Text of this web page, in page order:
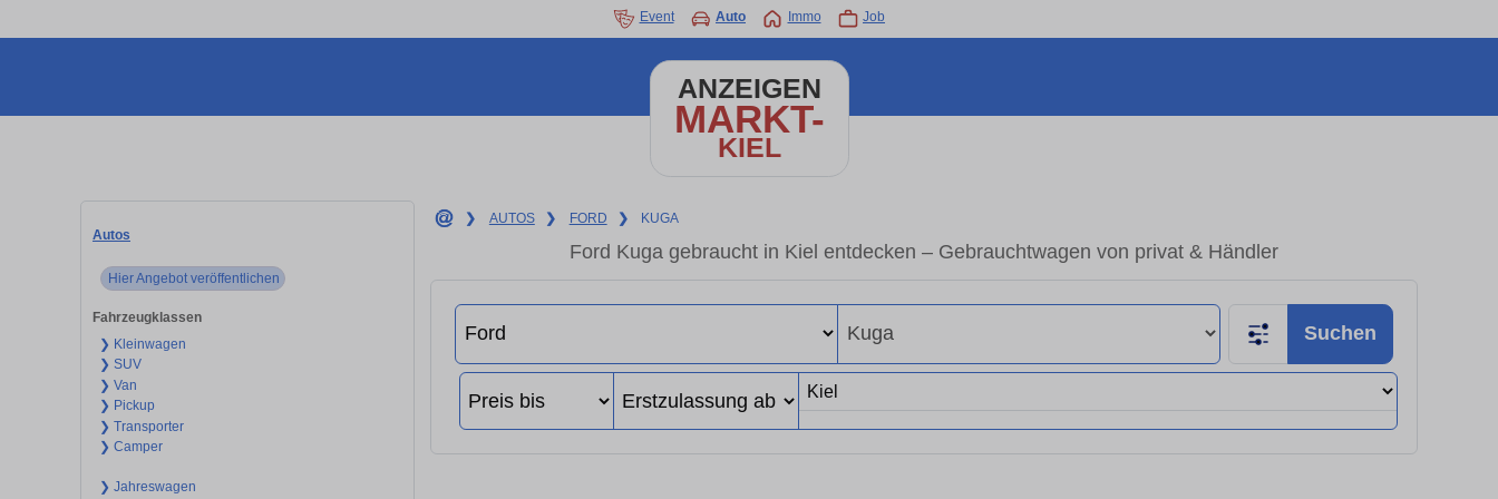
Event Auto Immo Job
ANZEIGEN
MARKT-
KIEL
Autos
Hier Angebot veröffentlichen
Fahrzeugklassen
❯ Kleinwagen
❯ SUV
❯ Van
❯ Pickup
❯ Transporter
❯ Camper
❯ Jahreswagen
❯ AUTOS ❯ FORD ❯ KUGA
Ford Kuga gebraucht in Kiel entdecken – Gebrauchtwagen von privat & Händler
Suchen